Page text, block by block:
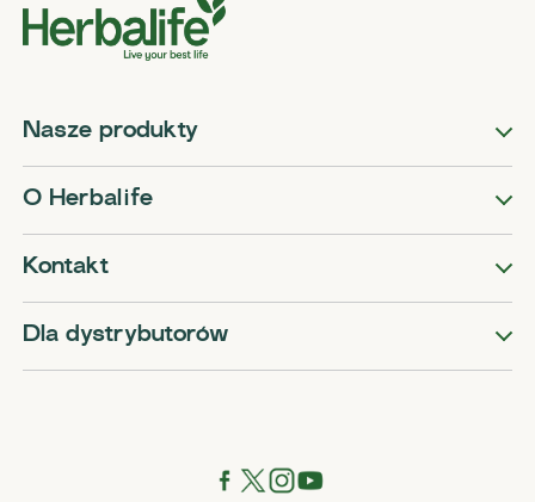
Nasze produkty
O Herbalife
Kontakt
Dla dystrybutorów